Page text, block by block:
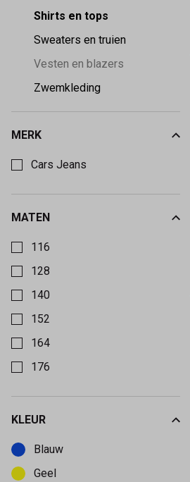
Shirts en tops
Sweaters en truien
Vesten en blazers
Zwemkleding
MERK
Cars Jeans
MATEN
116
128
140
152
164
176
KLEUR
Blauw
Geel